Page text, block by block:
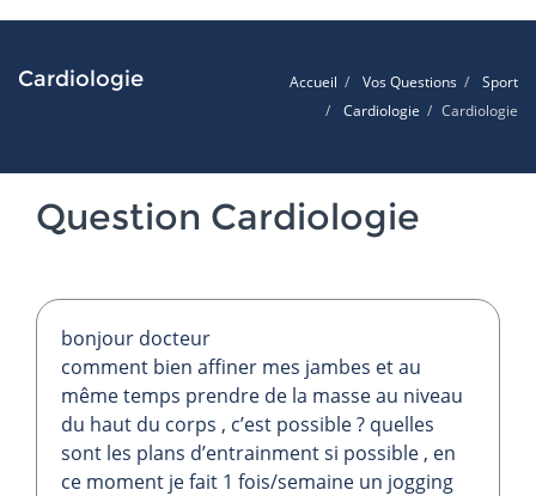
Cardiologie Accueil Vos Questions
Sport
Cardiologie
Cardiologie
Question Cardiologie
bonjour docteur
comment bien affiner mes jambes et au
même temps prendre de la masse au niveau
du haut du corps , c’est possible ? quelles
sont les plans d’entrainment si possible , en
ce moment je fait 1 fois/semaine un jogging